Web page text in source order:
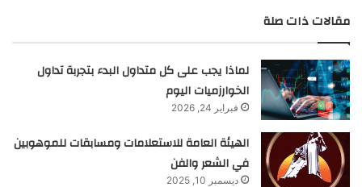
مقالات ذات صلة
لماذا يجب على كل متداول البدء بتجربة تداول
الخوارزميات اليوم
فبراير 24, 2026
الهيئة العامة للاستعلامات ومسابقات للموهوبين
في الشعر والفن
ديسمبر 10, 2025